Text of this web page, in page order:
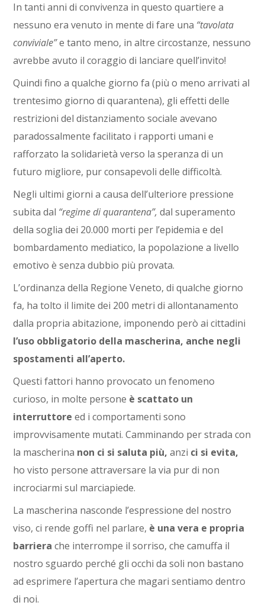
In tanti anni di convivenza in questo quartiere a
nessuno era venuto in mente di fare una “tavolata
conviviale”e tanto meno, in altre circostanze, nessuno
avrebbe avuto il coraggio di lanciare quell’invito!
Quindi fino a qualche giorno fa (più o meno arrivati al
trentesimo giorno di quarantena), gli effetti delle
restrizioni del distanziamento sociale avevano
paradossalmente facilitato i rapporti umani e
rafforzato la solidarietà verso la speranza di un
futuro migliore, pur consapevoli delle difficoltà.
Negli ultimi giorni a causa dell’ulteriore pressione
subita dal “regime di quarantena”, dal superamento
della soglia dei 20.000 morti per l’epidemia e del
bombardamento mediatico, la popolazione a livello
emotivo è senza dubbio più provata.
L’ordinanza della Regione Veneto, di qualche giorno
fa, ha tolto il limite dei 200 metri di allontanamento
dalla propria abitazione, imponendo però ai cittadini
l’uso obbligatorio della mascherina, anche negli
spostamenti all’aperto.
Questi fattori hanno provocato un fenomeno
curioso, in molte persone è scattato un
interruttore ed i comportamenti sono
improvvisamente mutati. Camminando per strada con
la mascherina non ci si saluta più, anzi ci si evita,
ho visto persone attraversare la via pur di non
incrociarmi sul marciapiede.
La mascherina nasconde l’espressione del nostro
viso, ci rende goffi nel parlare, è una vera e propria
barriera che interrompe il sorriso, che camuffa il
nostro sguardo perché gli occhi da soli non bastano
ad esprimere l’apertura che magari sentiamo dentro
di noi.